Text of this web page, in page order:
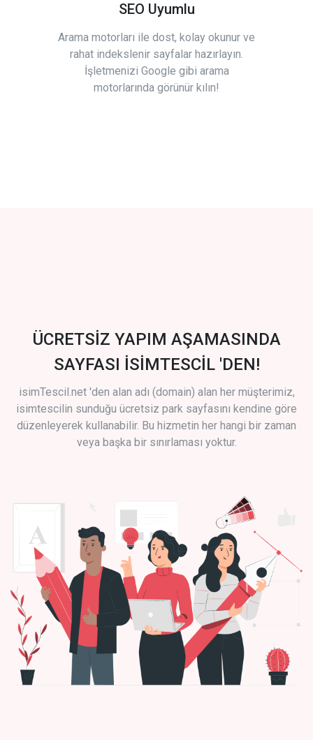
SEO Uyumlu
Arama motorları ile dost, kolay okunur ve
rahat indekslenir sayfalar hazırlayın.
İşletmenizi Google gibi arama
motorlarında görünür kılın!
ÜCRETSİZ YAPIM AŞAMASINDA
SAYFASI İSİMTESCİL 'DEN!
isimTescil.net 'den alan adı (domain) alan her müşterimiz,
isimtescilin sunduğu ücretsiz park sayfasını kendine göre
düzenleyerek kullanabilir. Bu hizmetin her hangi bir zaman
veya başka bir sınırlaması yoktur.